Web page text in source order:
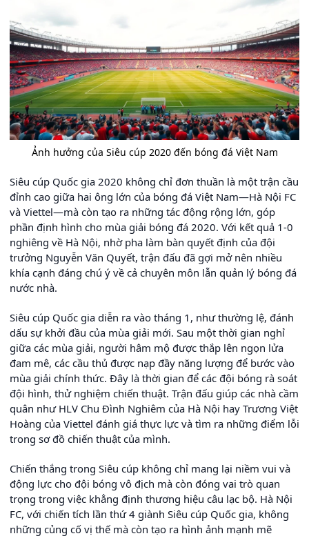
Ảnh hưởng của Siêu cúp 2020 đến bóng đá Việt Nam
Siêu cúp Quốc gia 2020 không chỉ đơn thuần là một trận cầu
đỉnh cao giữa hai ông lớn của bóng đá Việt Nam—Hà Nội FC
và Viettel—mà còn tạo ra những tác động rộng lớn, góp
phần định hình cho mùa giải bóng đá 2020. Với kết quả 1-0
nghiêng về Hà Nội, nhờ pha làm bàn quyết định của đội
trưởng Nguyễn Văn Quyết, trận đấu đã gợi mở nên nhiều
khía cạnh đáng chú ý về cả chuyên môn lẫn quản lý bóng đá
nước nhà.
Siêu cúp Quốc gia diễn ra vào tháng 1, như thường lệ, đánh
dấu sự khởi đầu của mùa giải mới. Sau một thời gian nghỉ
giữa các mùa giải, người hâm mộ được thắp lên ngọn lửa
đam mê, các cầu thủ được nạp đầy năng lượng để bước vào
mùa giải chính thức. Đây là thời gian để các đội bóng rà soát
đội hình, thử nghiệm chiến thuật. Trận đấu giúp các nhà cầm
quân như HLV Chu Đình Nghiêm của Hà Nội hay Trương Việt
Hoàng của Viettel đánh giá thực lực và tìm ra những điểm lỗi
trong sơ đồ chiến thuật của mình.
Chiến thắng trong Siêu cúp không chỉ mang lại niềm vui và
động lực cho đội bóng vô địch mà còn đóng vai trò quan
trọng trong việc khẳng định thương hiệu câu lạc bộ. Hà Nội
FC, với chiến tích lần thứ 4 giành Siêu cúp Quốc gia, không
những củng cố vị thế mà còn tạo ra hình ảnh mạnh mẽ